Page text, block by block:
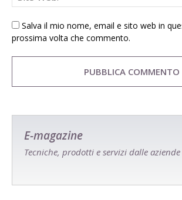
Salva il mio nome, email e sito web in
prossima volta che commento.
E-magazine
Tecniche, prodotti e servizi dalle aziende